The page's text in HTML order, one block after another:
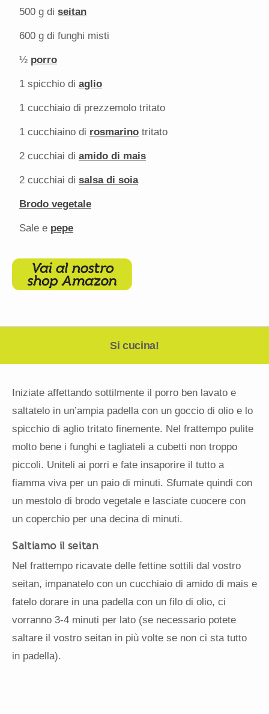
500 g di seitan
600 g di funghi misti
½ porro
1 spicchio di aglio
1 cucchiaio di prezzemolo tritato
1 cucchiaino di rosmarino tritato
2 cucchiai di amido di mais
2 cucchiai di salsa di soia
Brodo vegetale
Sale e pepe
Si cucina!
Iniziate affettando sottilmente il porro ben lavato e
saltatelo in un’ampia padella con un goccio di olio e lo
spicchio di aglio tritato finemente. Nel frattempo pulite
molto bene i funghi e tagliateli a cubetti non troppo
piccoli. Uniteli ai porri e fate insaporire il tutto a
fiamma viva per un paio di minuti. Sfumate quindi con
un mestolo di brodo vegetale e lasciate cuocere con
un coperchio per una decina di minuti.
Saltiamo il seitan
Nel frattempo ricavate delle fettine sottili dal vostro
seitan, impanatelo con un cucchiaio di amido di mais e
fatelo dorare in una padella con un filo di olio, ci
vorranno 3-4 minuti per lato (se necessario potete
saltare il vostro seitan in più volte se non ci sta tutto
in padella).